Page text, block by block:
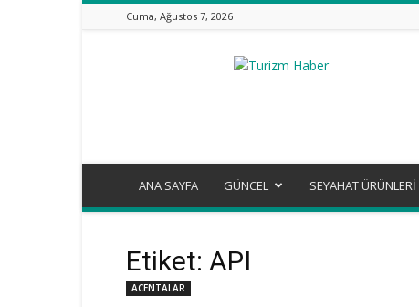
Cuma, Ağustos 7, 2026
Turizm
ANA SAYFA GÜNCEL SEYAHAT ÜRÜNLERİ
Etiket: API
ACENTALAR